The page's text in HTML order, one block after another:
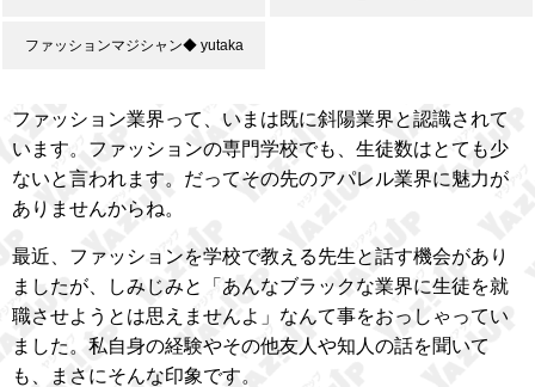
ファッションマジシャン◆ yutaka
ファッション業界って、いまは既に斜陽業界と認識されて
います。ファッションの専門学校でも、生徒数はとても少
ないと言われます。だってその先のアパレル業界に魅力が
ありませんからね。
最近、ファッションを学校で教える先生と話す機会があり
ましたが、しみじみと「あんなブラックな業界に生徒を就
職させようとは思えませんよ」なんて事をおっしゃってい
ました。私自身の経験やその他友人や知人の話を聞いて
も、まさにそんな印象です。